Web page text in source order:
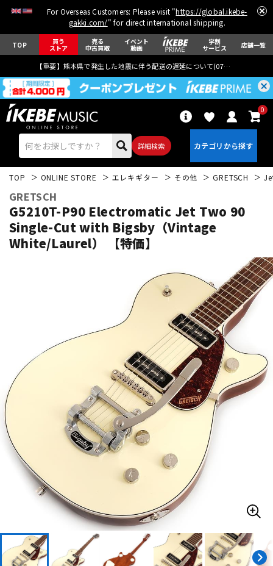
For Overseas Customers: Please visit "https://global.ikebe-
gakki.com/" for direct international shipping.
TOP 買う
ストア
売る
中古買取
イベント
動画
学割
サービス 店舗一覧
【重要】熊本県で発生した地震に伴う配送の遅延について(07月29日
詳細検索
0
エレキギター
パーカッション
電子ピアノ
管楽器 その他楽器
エフェクター
DJ機器
DTM オンライン納品 レコーディング機器
TOP ONLINE STORE エレキギター その他 GRETSCH
GRETSCH
G5210T-P90 Electromatic Jet Two 90
Single-Cut with Bigsby（Vintage
White/Laurel） 【特価】